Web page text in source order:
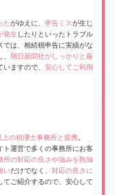
たがゆえに、 申告ミスが生じ
発生 したりといったトラブル
では、相続税申告に実績がな
朝日新聞社がしっかりと厳
いますので、 安心してご利用
の税理士事務所と提携
運営で多くの事務所にお客
所の対応の良さや強みを熟知
いだけでなく、 対応の良さに
てご紹介するので、安心して